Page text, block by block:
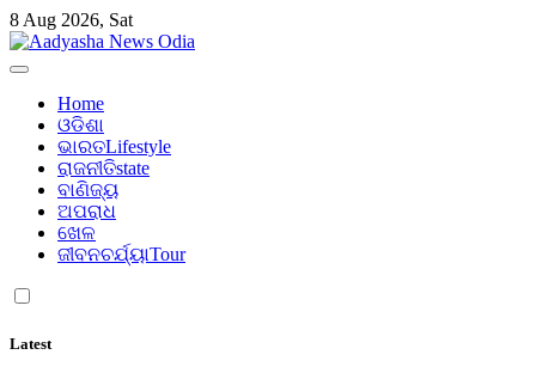
Skip
to
content
8 Aug 2026, Sat
Home
ଓଡିଶା
ଭାରତLifestyle
ରାଜନୀତିstate
ବାଣିଜ୍ୟ
ଅପରାଧ
ଖେଳ
ଜୀବନଚର୍ଯ୍ୟାTour
Latest